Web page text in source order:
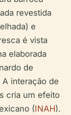
revestida
e
é vista
elaborada
de
A interação de
cria um efeito
(INAH).